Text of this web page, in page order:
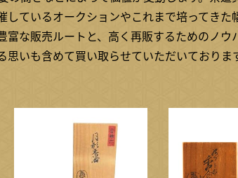
ているオークションやこれまで培ってき
な販売ルートと、高く再販するためのノ
いも含めて買い取らせていただいており